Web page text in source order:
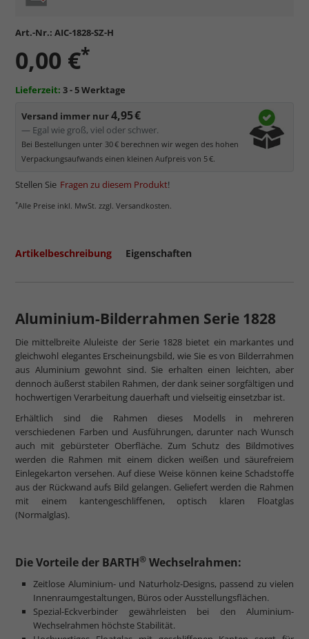
Art.-Nr.: AIC-1828-SZ-H
0,00 €*
Lieferzeit: 3 - 5 Werktage
Versand immer nur4,95 €
— Egal wie groß, viel oder schwer.
Bei Bestellungen unter 30 € berechnen wir wegen des hohen
Verpackungsaufwands einen kleinen Aufpreis von 5 €.
Stellen Sie Fragen zu diesem Produkt!
*Alle Preise inkl. MwSt. zzgl. Versandkosten.
Artikelbeschreibung Eigenschaften
Aluminium-Bilderrahmen Serie 1828
Die mittelbreite Aluleiste der Serie 1828 bietet ein markantes und
gleichwohl elegantes Erscheinungsbild, wie Sie es von Bilderrahmen
aus Aluminium gewohnt sind. Sie erhalten einen leichten, aber
dennoch äußerst stabilen Rahmen, der dank seiner sorgfältigen und
hochwertigen Verarbeitung dauerhaft und vielseitig einsetzbar ist.
Erhältlich sind die Rahmen dieses Modells in mehreren
verschiedenen Farben und Ausführungen, darunter nach Wunsch
auch mit gebürsteter Oberfläche. Zum Schutz des Bildmotives
werden die Rahmen mit einem dicken weißen und säurefreiem
Einlegekarton versehen. Auf diese Weise können keine Schadstoffe
aus der Rückwand aufs Bild gelangen. Geliefert werden die Rahmen
mit einem kantengeschliffenen, optisch klaren Floatglas
(Normalglas).
Die Vorteile der BARTH® Wechselrahmen:
Zeitlose Aluminium- und Naturholz-Designs, passend zu vielen
Innenraumgestaltungen, Büros oder Ausstellungsflächen.
Spezial-Eckverbinder gewährleisten bei den Aluminium-
Wechselrahmen höchste Stabilität.